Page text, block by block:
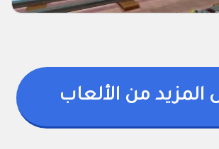
المزيد من الألعاب